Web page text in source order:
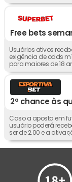
Free bets
Usuários ativos
exigência de odds
para maiores de 18
2ª chance às
Caso a aposta em
usuário poderá
ser de 2.00 e a